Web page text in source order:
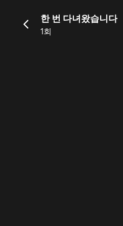
한 번 다녀왔습니다
1회